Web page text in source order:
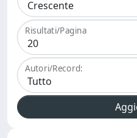
Risultati/Pagina
Autori/Record: